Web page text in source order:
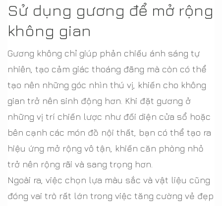
Sử dụng gương để mở rộng
không gian
Gương không chỉ giúp phản chiếu ánh sáng tự
nhiên, tạo cảm giác thoáng đãng mà còn có thể
tạo nên những góc nhìn thú vị, khiến cho không
gian trở nên sinh động hơn. Khi đặt gương ở
những vị trí chiến lược như đối diện cửa sổ hoặc
bên cạnh các món đồ nội thất, bạn có thể tạo ra
hiệu ứng mở rộng vô tận, khiến căn phòng nhỏ
trở nên rộng rãi và sang trọng hơn.
Ngoài ra, việc chọn lựa màu sắc và vật liệu cũng
đóng vai trò rất lớn trong việc tăng cường vẻ đẹp